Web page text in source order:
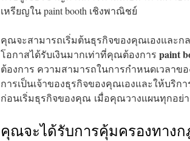
เหรียญใน paint booth เชิงพาณิชย์
คุณจะสามารถเริ่มต้นธุรกิจของคุณเองและก
โอกาสได้รับเงินมากเท่าที่คุณต้องการ paint
ต้องการ ความสามารถในการกำหนดเวลา
การเป็นเจ้าของธุรกิจของคุณเองและให้บริ
ก่อนเริ่มธุรกิจของคุณ เมื่อคุณวางแผนทุกอย่า
คุณจะได้รับการคุ้มครองทาง